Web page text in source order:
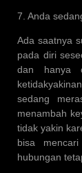
7. Anda
Ada saatnya
pada diri
dan hanya
sedang
menambah
tidak yakin
bisa
hubungan